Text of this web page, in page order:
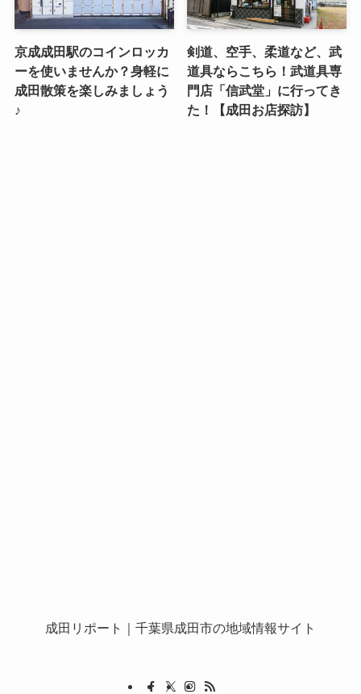
京成成田駅のコインロッカ
ーを使いませんか？身軽に
成田散策を楽しみましょう
♪
剣道、空手、柔道など、武
道具ならこちら！武道具専
門店「信武堂」に行ってき
た！【成田お店探訪】
成田リポート ｜千葉県成田市の地域情報サイト